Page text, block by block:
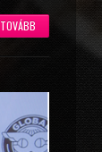
TOVÁBB